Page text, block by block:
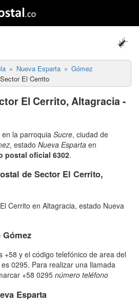
Nueva Esparta
Gómez
Sector El Cerrito
El Cerrito, Altagracia -
la parroquia Sucre, ciudad de
, estado Nueva Esparta en
postal oficial 6302.
de Sector El Cerrito,
Cerrito en Altagracia, estado Nueva
+58 y el código telefónico de area del
0295. Para realizar una llamada
+58 0295 número teléfono
Esparta